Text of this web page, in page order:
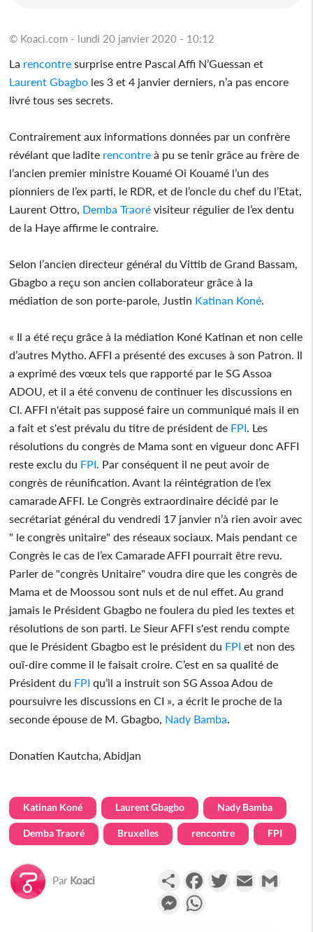
© Koaci.com - lundi 20 janvier 2020 - 10:12
La rencontre surprise entre Pascal Affi N’Guessan et
Laurent Gbagbo les 3 et 4 janvier derniers, n’a pas encore
livré tous ses secrets.
Contrairement aux informations données par un confrère
révélant que ladite rencontre à pu se tenir grâce au frère de
l’ancien premier ministre Kouamé Oi Kouamé l’un des
pionniers de l’ex parti, le RDR, et de l’oncle du chef du l’Etat,
Laurent Ottro, Demba Traoré visiteur régulier de l’ex dentu
de la Haye affirme le contraire.
Selon l’ancien directeur général du Vittib de Grand Bassam,
Gbagbo a reçu son ancien collaborateur grâce à la
médiation de son porte-parole, Justin Katinan Koné
« Il a été reçu grâce à la médiation Koné Katinan et non celle
d’autres Mytho. AFFI a présenté des excuses à son Patron. Il
a exprimé des vœux tels que rapporté par le SG Assoa
ADOU, et il a été convenu de continuer les discussions en
CI. AFFI n'était pas supposé faire un communiqué mais il en
a fait et s'est prévalu du titre de président de FPI . Les
résolutions du congrès de Mama sont en vigueur donc AFFI
reste exclu du FPI . Par conséquent il ne peut avoir de
congrès de réunification. Avant la réintégration de l’ex
camarade AFFI. Le Congrès extraordinaire décidé par le
secrétariat général du vendredi 17 janvier n’à rien avoir avec
" le congrès unitaire" des réseaux sociaux. Mais pendant ce
Congrès le cas de l’ex Camarade AFFI pourrait être revu.
Parler de "congrès Unitaire" voudra dire que les congrès de
Mama et de Moossou sont nuls et de nul effet. Au grand
jamais le Président Gbagbo ne foulera du pied les textes et
résolutions de son parti. Le Sieur AFFI s'est rendu compte
que le Président Gbagbo est le président du FPI et non des
ouï-dire comme il le faisait croire. C’est en sa qualité de
Président du FPI qu’il a instruit son SG Assoa Adou de
poursuivre les discussions en CI », a écrit le proche de la
seconde épouse de M. Gbagbo, Nady Bamba
Donatien Kautcha, Abidjan
Katinan Koné Laurent Gbagbo Nady Bamba
Demba Traoré Bruxelles rencontre FPI
Par Koaci PartagerFacebookTwitterEmail
Messenger